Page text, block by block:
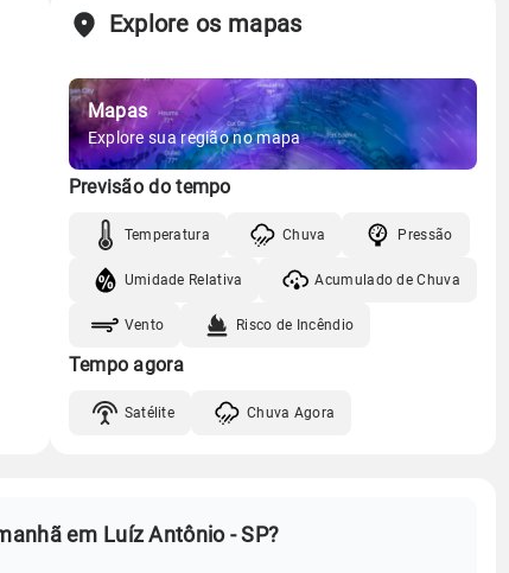
Explore os mapas
Mapas
Explore sua região no mapa
Previsão do tempo
Temperatura Chuva Pressão
Umidade Relativa Acumulado de Chuva
Vento Risco de Incêndio
Tempo agora
Satélite Chuva Agora
em Luíz Antônio - SP?